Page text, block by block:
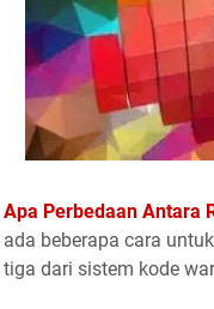
Apa Perbedaan Antara
ada beberapa cara
tiga dari sistem kode